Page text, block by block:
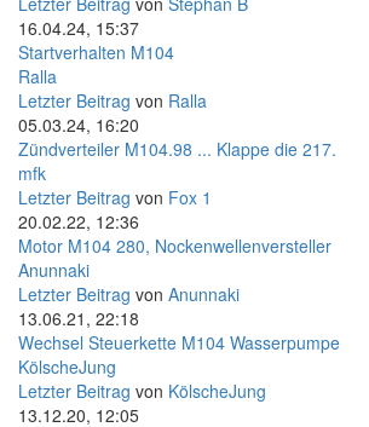
16.04.24, 15:37
Startverhalten M104
Ralla
Letzter Beitrag von Ralla
05.03.24, 16:20
Zündverteiler M104.98 ... Klappe die 217.
mfk
Letzter Beitrag von Fox 1
20.02.22, 12:36
Motor M104 280, Nockenwellenversteller
Anunnaki
Letzter Beitrag von Anunnaki
13.06.21, 22:18
Wechsel Steuerkette M104 Wasserpumpe
KölscheJung
Letzter Beitrag von KölscheJung
13.12.20, 12:05